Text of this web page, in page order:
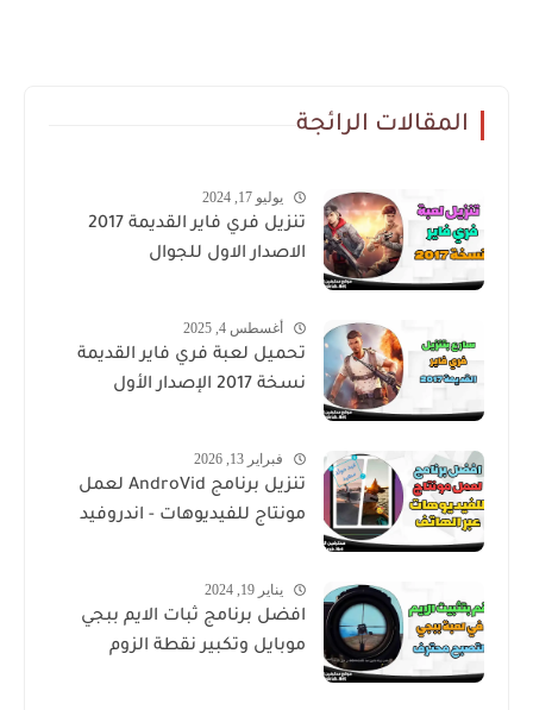
المقالات الرائجة
يوليو 17, 2024
تنزيل فري فاير القديمة 2017
الاصدار الاول للجوال
أغسطس 4, 2025
تحميل لعبة فري فاير القديمة
نسخة 2017 الإصدار الأول
فبراير 13, 2026
تنزيل برنامج AndroVid لعمل
مونتاج للفيديوهات - اندروفيد
يناير 19, 2024
افضل برنامج ثبات الايم ببجي
موبايل وتكبير نقطة الزوم